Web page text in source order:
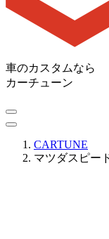
車のカスタムなら
カーチューン
CARTUNE
マツダスピー